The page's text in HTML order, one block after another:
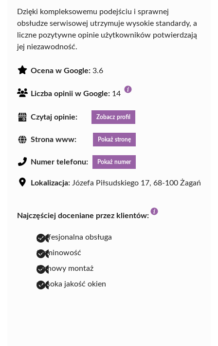
Dzięki kompleksowemu podejściu i sprawnej
obsłudze serwisowej utrzymuje wysokie standardy, a
liczne pozytywne opinie użytkowników potwierdzają
jej niezawodność.
Ocena w Google: 3.6
Liczba opinii w Google: 14
Czytaj opinie: Zobacz profil
Strona www: Pokaż stronę
Numer telefonu: Pokaż numer
Lokalizacja: Józefa Piłsudskiego 17, 68-100 Żagań
Najczęściej doceniane przez klientów:
profesjonalna obsługa
terminowość
fachowy montaż
wysoka jakość okien